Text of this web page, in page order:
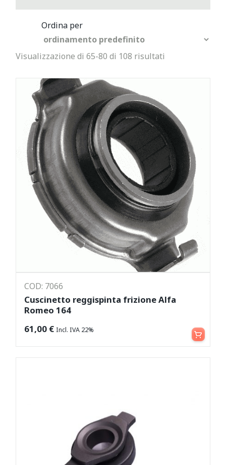
Visualizzazione di 65-80 di 108 risultati
COD: 7066
Cuscinetto reggispinta frizione Alfa
Romeo 164
61,00 € Incl. IVA 22% Aggiungi al carrello